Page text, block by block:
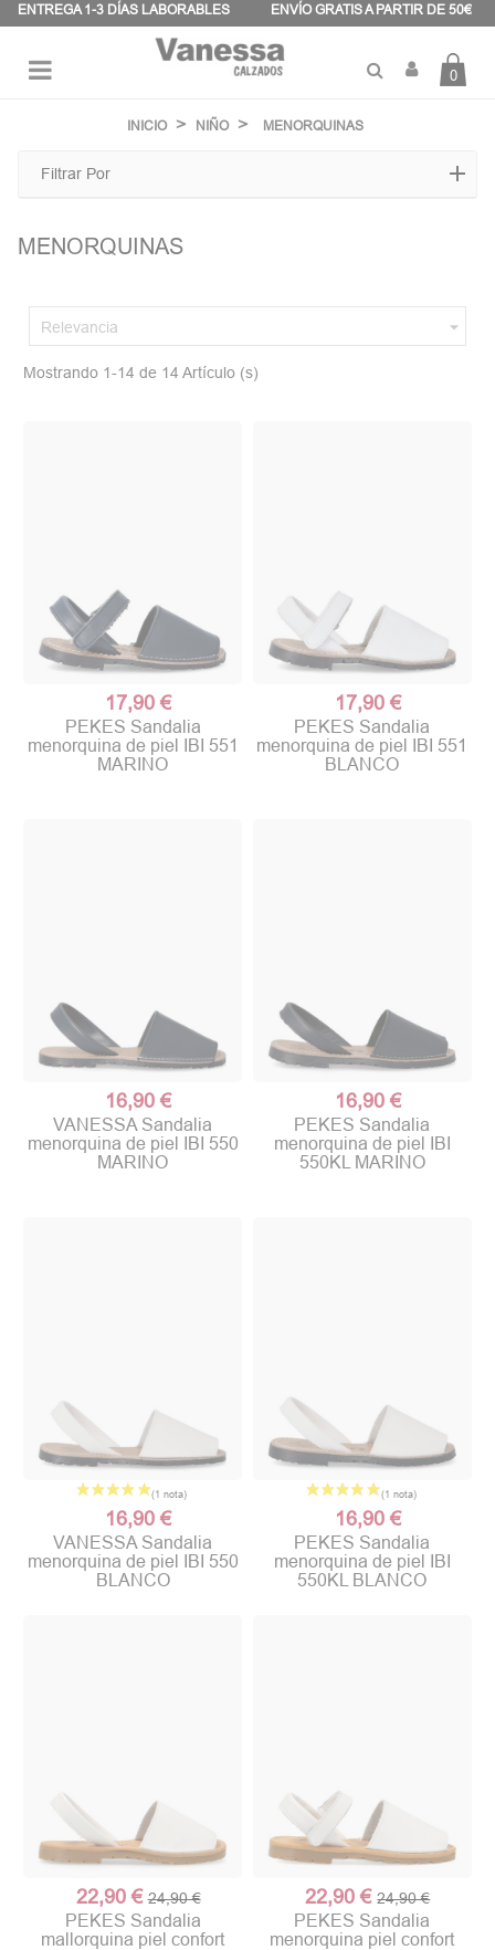
ENTREGA 1-3 DÍAS LABORABLES ENVÍO GRATIS A PARTIR DE 50€
0
INICIO NIÑO MENORQUINAS
Filtrar Por
MENORQUINAS
Relevancia 
Mostrando 1-14 de 14 Artículo (s)
17,90 €
PEKES Sandalia
menorquina de piel IBI 551
MARINO
17,90 €
PEKES Sandalia
menorquina de piel IBI 551
BLANCO
16,90 €
VANESSA Sandalia
menorquina de piel IBI 550
MARINO
16,90 €
PEKES Sandalia
menorquina de piel IBI
550KL MARINO
16,90 €
VANESSA Sandalia
menorquina de piel IBI 550
BLANCO
16,90 €
PEKES Sandalia
menorquina de piel IBI
550KL BLANCO
22,90 € 24,90 €
PEKES Sandalia
mallorquina piel confort
22,90 € 24,90 €
PEKES Sandalia
menorquina piel confort
Panel de gestión de cookies